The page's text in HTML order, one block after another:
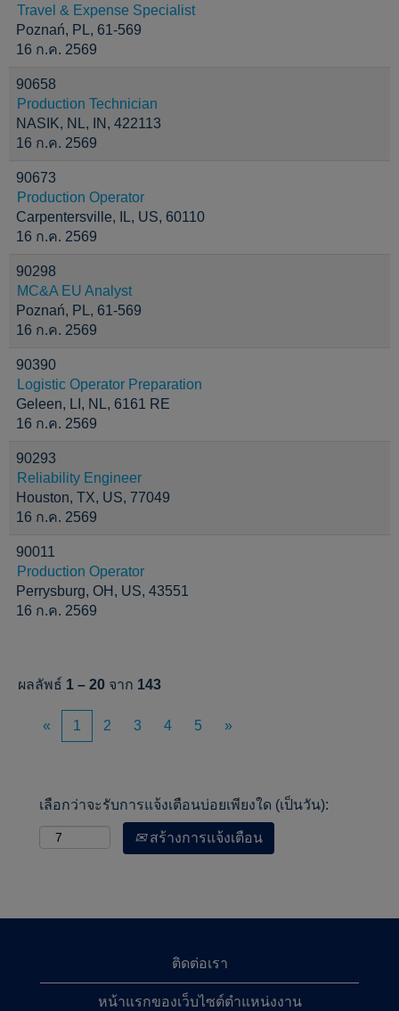
Travel & Expense Specialist
Poznań, PL, 61-569
16 ก.ค. 2569
90658
Production Technician
NASIK, NL, IN, 422113
16 ก.ค. 2569
90673
Production Operator
Carpentersville, IL, US, 60110
16 ก.ค. 2569
90298
MC&A EU Analyst
Poznań, PL, 61-569
16 ก.ค. 2569
90390
Logistic Operator Preparation
Geleen, LI, NL, 6161 RE
16 ก.ค. 2569
90293
Reliability Engineer
Houston, TX, US, 77049
16 ก.ค. 2569
90011
Production Operator
Perrysburg, OH, US, 43551
16 ก.ค. 2569
ผลลัพธ์ 1 – 20 จาก 143
« 1 2 3 4 5 »
เลือกว่าจะรับการแจ้งเตือนบ่อยเพียงใด (เป็นวัน):
สร้างการแจ้งเตือน
ติดต่อเรา
หน้าแรกของเว็บไซต์ตำแหน่งงาน